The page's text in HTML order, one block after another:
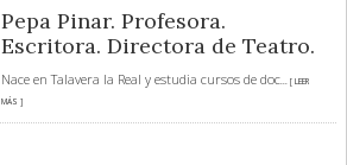
Pepa Pinar. Profesora.
Escritora. Directora de Teatro.
Nace en Talavera la Real y estudia cursos de doc... [ LEER
MÁS ]